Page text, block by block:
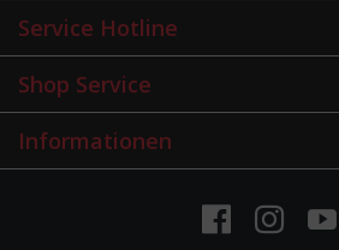
Service Hotline
Shop Service
Informationen